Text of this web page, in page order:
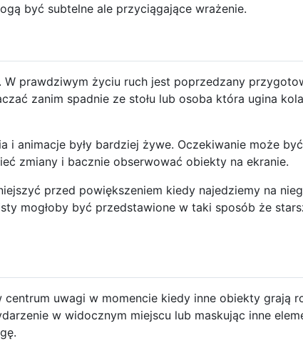
być subtelne ale przyciągające wrażenie.
W prawdziwym życiu ruch jest poprzedzany
zanim spadnie ze stołu lub osoba która ugina
i animacje były bardziej żywe. Oczekiwanie może
zmiany i bacznie obserwować obiekty na ekranie.
przed powiększeniem kiedy najedziemy na
mogłoby być przedstawione w taki sposób że
uwagi w momencie kiedy inne obiekty grają
w widocznym miejscu lub maskując inne